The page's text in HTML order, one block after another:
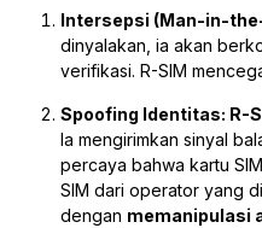
Intersepsi (Man-in-
dinyalakan, ia akan
verifikasi. R-SIM
Spoofing Identitas: R-
Ia mengirimkan sinyal
percaya bahwa kartu
SIM dari operator yang
dengan memanipulasi